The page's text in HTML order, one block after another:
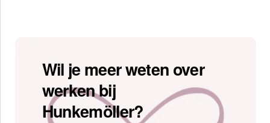
Wil je meer weten over
werken bij
Hunkemöller?